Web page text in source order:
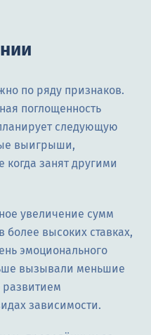
по ряду признаков.
поглощенность
следующую
выигрыши,
когда занят другими
увеличение сумм
более высоких ставках,
эмоционального
вызывали меньшие
зависимости.